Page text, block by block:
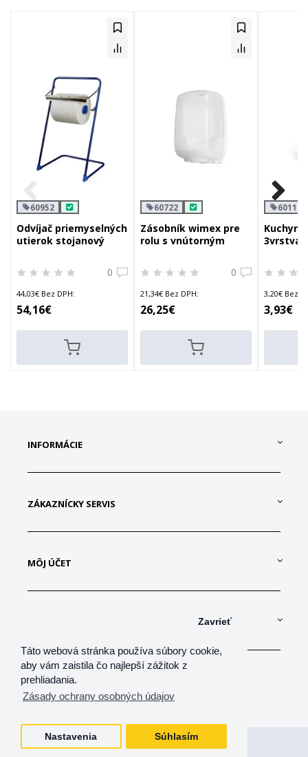
Táto webová stránka používa súbory cookie,
aby vám zaistila čo najlepší zážitok z
prehliadania.
Zásady ochrany osobných údajov
Zavrieť
Nastavenia Súhlasím
60952
Odvíjač priemyselných
utierok stojanový
0
44,03€ Bez DPH:
54,16€
60722
Zásobník wimex pre
rolu s vnútorným
0
21,34€ Bez DPH:
26,25€
60113
3vrstvá
3,20€ Bez
3,93€
INFORMÁCIE
ZÁKAZNÍCKY SERVIS
MÔJ ÚČET
Všetky práva vyhradenéshop-net, s.r.o.